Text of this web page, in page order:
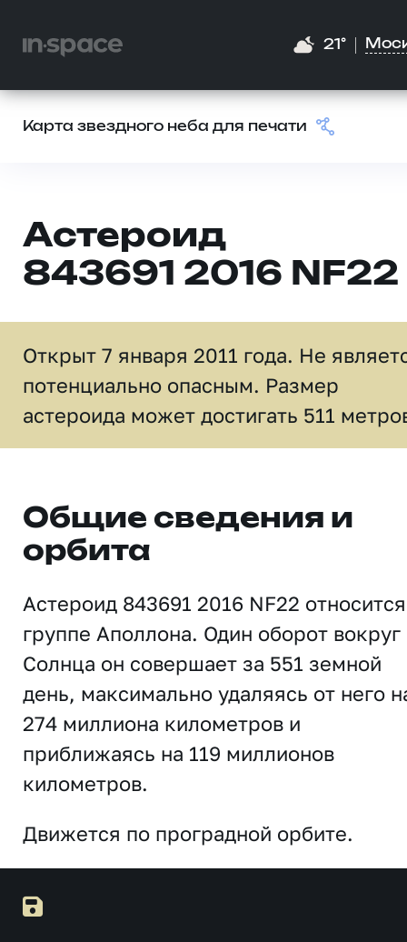
21°
Карта звездного неба для печати
Астероид
843691 2016 NF22
Открыт 7 января 2011 года. Не
потенциально опасным. Размер
астероида может достигать 511
Общие сведения и
орбита
Астероид 843691 2016 NF22
группе Аполлона. Один оборот вокруг
Солнца он совершает за 551 земной
день, максимально удаляясь от него
274 миллиона километров и
приближаясь на 119 миллионов
километров.
Движется по проградной орбите.